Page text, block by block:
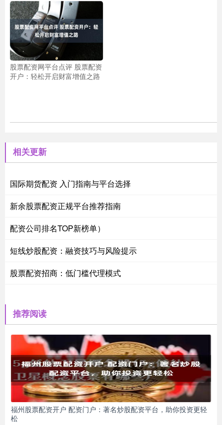
股票配资网平台点评 股票配资
开户：轻松开启财富增值之路
相关更新
国际期货配资 入门指南与平台选择
新余股票配资正规平台推荐指南
配资公司排名TOP新榜单）
短线炒股配资：融资技巧与风险提示
股票配资招商：低门槛代理模式
推荐阅读
福州股票配资开户 配资门户：著名炒股配资平台，助你投资更轻
松